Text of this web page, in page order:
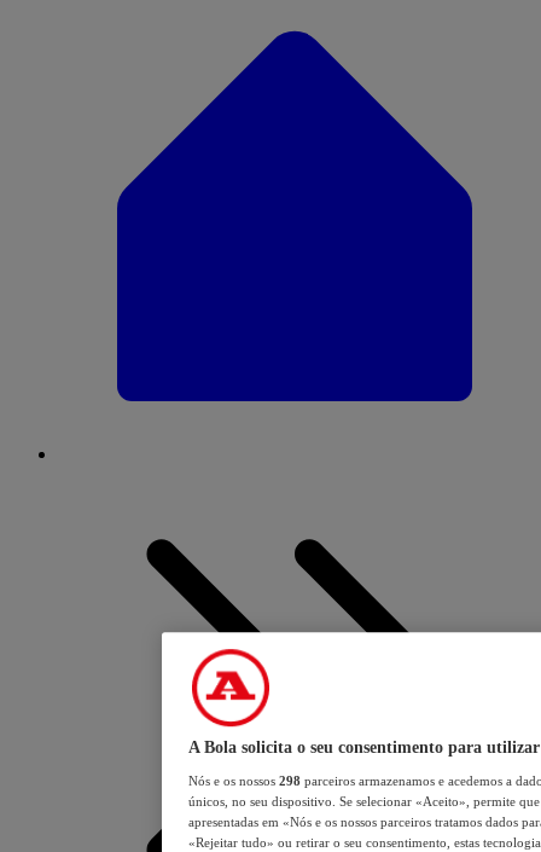
A Bola solicita o seu consentimento para utilizar
Nós e os nossos 298 parceiros armazenamos e acedemos a
únicos, no seu dispositivo. Se selecionar «Aceito», permite
apresentadas em «Nós e os nossos parceiros tratamos dados
«Rejeitar tudo» ou retirar o seu consentimento, estas